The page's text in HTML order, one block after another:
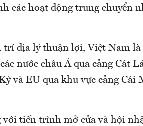
các hoạt động trung chuyển
trí địa lý thuận lợi, Việt Nam là
nước châu Á qua cảng Cát
và EU qua khu vực cảng Cái
với tiến trình mở cửa và hội